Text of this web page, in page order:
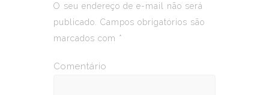
O seu endereço de e-mail não será
publicado.
Campos obrigatórios são
marcados com *
Comentário